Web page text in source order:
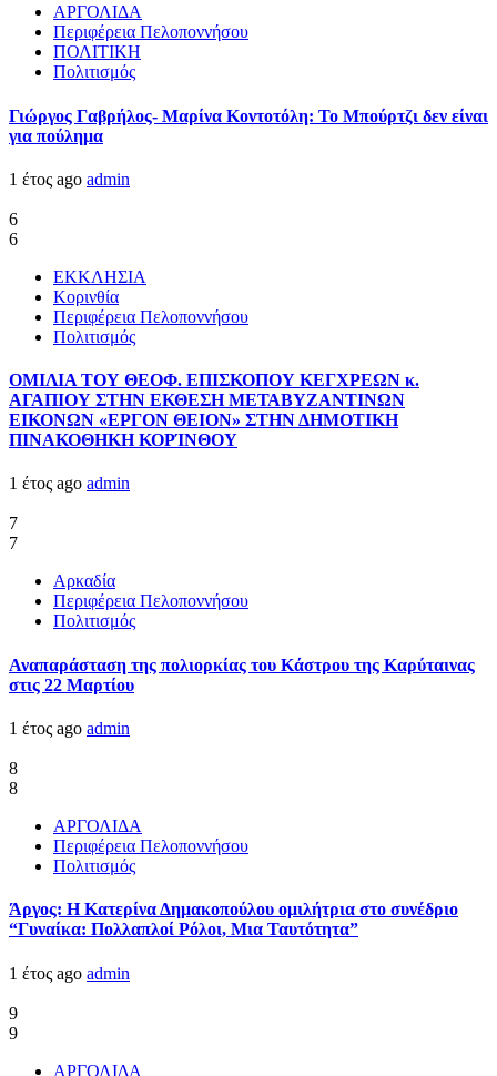
ΑΡΓΟΛΙΔΑ
Περιφέρεια Πελοποννήσου
ΠΟΛΙΤΙΚΗ
Πολιτισμός
Γιώργος Γαβρήλος- Μαρίνα Κοντοτόλη: Το Μπούρτζι δεν είναι
για πούλημα
1 έτος ago admin
6
6
ΕΚΚΛΗΣΙΑ
Κορινθία
Περιφέρεια Πελοποννήσου
Πολιτισμός
ΟΜΙΛΙΑ ΤΟΥ ΘΕΟΦ. ΕΠΙΣΚΟΠΟΥ ΚΕΓΧΡΕΩΝ κ.
ΑΓΑΠΙΟΥ ΣΤΗΝ ΕΚΘΕΣΗ ΜΕΤΑΒΥΖΑΝΤΙΝΩΝ
ΕΙΚΟΝΩΝ «ΕΡΓΟΝ ΘΕΙΟΝ» ΣΤΗΝ ΔΗΜΟΤΙΚΗ
ΠΙΝΑΚΟΘΗΚΗ ΚΟΡΊΝΘΟΥ
1 έτος ago admin
7
7
Αρκαδία
Περιφέρεια Πελοποννήσου
Πολιτισμός
Αναπαράσταση της πολιορκίας του Κάστρου της Καρύταινας
στις 22 Μαρτίου
1 έτος ago admin
8
8
ΑΡΓΟΛΙΔΑ
Περιφέρεια Πελοποννήσου
Πολιτισμός
Άργος: Η Κατερίνα Δημακοπούλου ομιλήτρια στο συνέδριο
“Γυναίκα: Πολλαπλοί Ρόλοι, Μια Ταυτότητα”
1 έτος ago admin
9
9
ΑΡΓΟΛΙΔΑ